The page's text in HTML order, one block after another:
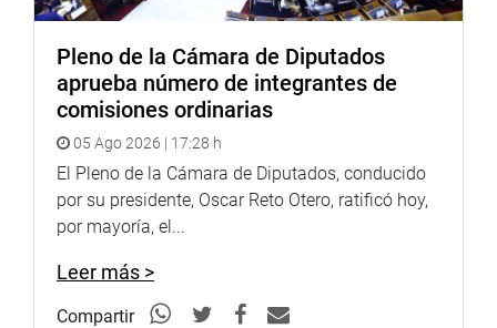
Oficina de Riesgos y Desastres de la Municipalidad
el acceso de esas instalaciones para la cobertura
periodística.
8.- El Congreso de la República reafirma su respeto a la
libertad de prensa y de expresión en el país, pilares
fundamentales que sostienen la democracia en el país.
CONGRESO DE LA REPÚBLICA
Pleno de la Cámara de Diputados
aprueba número de integrantes de
comisiones ordinarias
05 Ago 2026 | 17:28 h
El Pleno de la Cámara de Diputados, conducido
por su presidente, Oscar Reto Otero, ratificó hoy,
por mayoría, el...
Leer más >
Compartir